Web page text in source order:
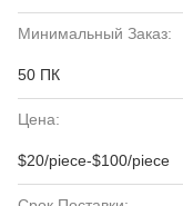
Минимальный Заказ:
50 ПК
Цена:
$20/piece-$100/piece